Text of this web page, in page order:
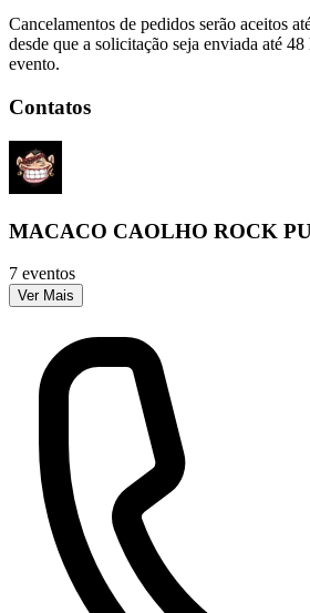
Cancelamentos de pedidos serão aceitos
desde que a solicitação seja enviada até
evento.
Contatos
MACACO CAOLHO ROCK
7 eventos
Ver Mais